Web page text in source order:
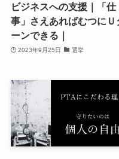
ビジネスへの支援｜「仕
事」さえあればむつにＵ
ーンできる｜
2023年9月25日 選挙